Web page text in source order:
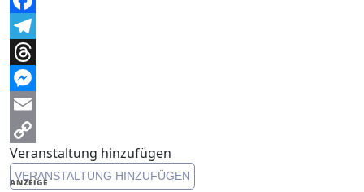
Facebook
Telegram
Threads
Messenger
Email
Copy
Link
Veranstaltung hinzufügen
VERANSTALTUNG HINZUFÜGEN
ANZEIGE